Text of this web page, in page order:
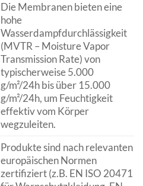
Die Membranen bieten eine
hohe
Wasserdampfdurchlässigkeit
(MVTR – Moisture Vapor
Transmission Rate) von
typischerweise 5.000
g/m²/24h bis über 15.000
g/m²/24h, um Feuchtigkeit
effektiv vom Körper
wegzuleiten.
Produkte sind nach relevanten
europäischen Normen
zertifiziert (z.B. EN ISO 20471